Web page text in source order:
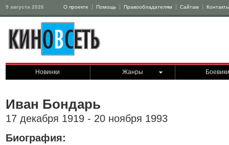
9 августа 2026 О проекте Помощь Правообладателям Сайтам Контакты
Новинки Жанры Боевики
Иван Бондарь
17 декабря 1919 - 20 ноября 1993
Биография: